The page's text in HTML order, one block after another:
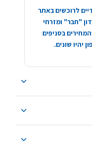
לרוכשים באתר
"חבר" ומזרחי
בסניפים
יהיו שונים.